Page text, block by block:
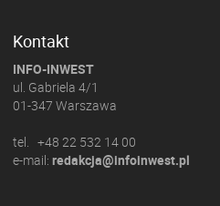
Kontakt
INFO-INWEST
ul. Gabriela 4/1
01-347 Warszawa
tel. +48 22 532 14 00
e-mail: redakcja@infoinwest.pl